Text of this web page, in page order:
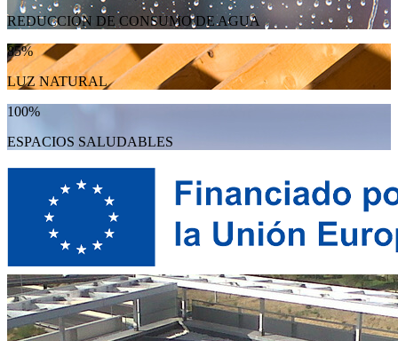
REDUCCIÓN DE CONSUMO DE AGUA
85%
LUZ NATURAL
100%
ESPACIOS SALUDABLES